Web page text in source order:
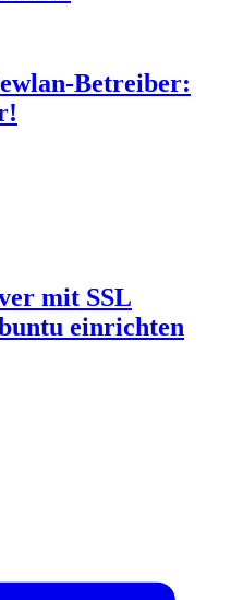
Betreiber:
mit SSL
einrichten